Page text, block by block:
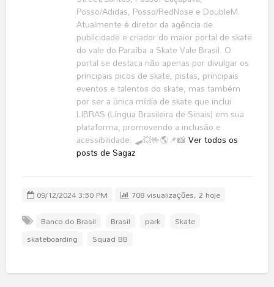
Posso/Adidas, Posso/RedNose e DoubleM.
Atualmente é diretor da agência de
publicidade e criador do maior portal de skate
do vale do Paraíba a Skate Vale Brasil. O
portal se destaca não apenas por divulgar os
principais picos de skate, pistas, principais
eventos e talentos do skate, mas também
por ser a única mídia de skate que inclui
LIBRAS (Língua Brasileira de Sinais) em sua
plataforma, promovendo a inclusão e
acessibilidade. 🛹💥🤟🌎📌📸Ver todos os
posts de Sagaz
09/12/2024 3:50 PM
708 visualizações, 2 hoje
Banco do Brasil
Brasil park
Skate
skateboarding
Squad BB